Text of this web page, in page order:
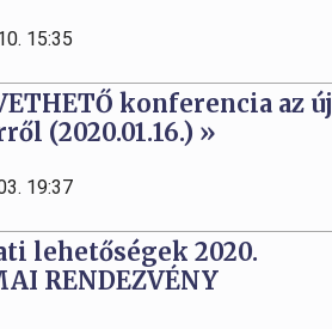
15:35
konferencia az új
(2020.01.16.) »
19:37
lehetőségek 2020.
RENDEZVÉNY